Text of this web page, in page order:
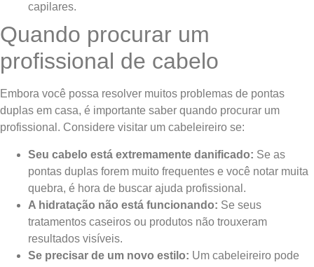
capilares.
Quando procurar um
profissional de cabelo
Embora você possa resolver muitos problemas de pontas
duplas em casa, é importante saber quando procurar um
profissional. Considere visitar um cabeleireiro se:
Seu cabelo está extremamente danificado: Se as
pontas duplas forem muito frequentes e você notar muita
quebra, é hora de buscar ajuda profissional.
A hidratação não está funcionando: Se seus
tratamentos caseiros ou produtos não trouxeram
resultados visíveis.
Se precisar de um novo estilo: Um cabeleireiro pode